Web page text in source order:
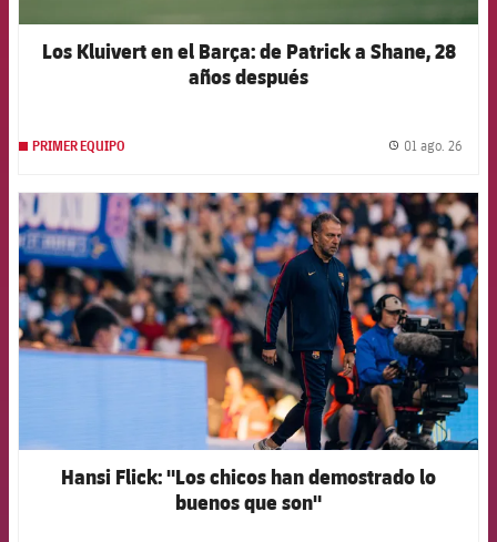
Los Kluivert en el Barça: de Patrick a Shane, 28
años después
PRIMER EQUIPO 01 ago. 26
FCB Barcelona badge
Hansi Flick: "Los chicos han demostrado lo
buenos que son"